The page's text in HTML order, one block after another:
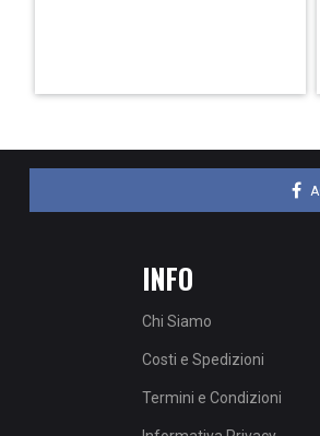
INFO
Chi Siamo
Costi e Spedizioni
Termini e Condizioni